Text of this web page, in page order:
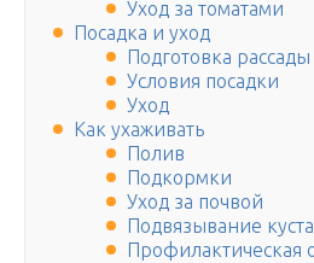
Уход за томатами
Посадка и уход
Подготовка рассады
Условия посадки
Уход
Как ухаживать
Полив
Подкормки
Уход за почвой
Подвязывание куста
Профилактическая